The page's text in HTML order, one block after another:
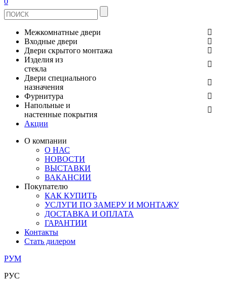
Межкомнатные двери
ШПОНИРОВАНЫЕ
ЭКОШПОН
ЭМАЛЬ
ИЗ МАССИВА СОСНЫ
ИЗ МАССИВА ОЛЬХИ
РАСПРОДАЖА ОСТАТКОВ
ВСЕ ДВЕРИ
Входные двери
МЕТАЛЛИЧЕСКИЕ ДВЕРИ
В КВАРТИРУ
ДЛЯ ДОМА
Двери скрытого монтажа
СТЕКЛЯННЫЕ
ЗЕРКАЛЬНЫЕ
КЕРАМОГРАНИТ
ПОД ОБОИ И ПОКРАСКУ
Изделия из
стекла
ДВЕРИ
ДУШЕВЫЕ КАБИНЫ И ПЕРЕГОРОДКИ
РАЗДВИЖНЫЕ ПЕРЕГОРОДКИ
Двери специального
назначения
ПРОТИВОПОЖАРНЫЕ
Фурнитура
ДВЕРНЫЕ РУЧКИ
КОМПЛЕКТУЮЩИЕ
ОГРАНИЧИТЕЛИ
ПЕТЛИ
РАЗДВИЖНАЯ СИСТЕМА
Напольные и
настенные покрытия
СТЕНОВЫЕ ПАНЕЛИ
Акции
О компании
О НАС
НОВОСТИ
ВЫСТАВКИ
ВАКАНСИИ
Покупателю
КАК КУПИТЬ
УСЛУГИ ПО ЗАМЕРУ И МОНТАЖУ
ДОСТАВКА И ОПЛАТА
ГАРАНТИИ
Контакты
Стать дилером
РУМ
РУС